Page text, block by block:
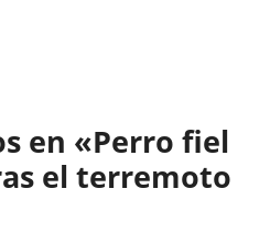
en «Perro fiel
el terremoto